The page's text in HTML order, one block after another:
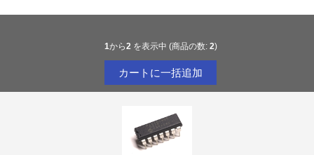
1から2 を表示中 (商品の数: 2)